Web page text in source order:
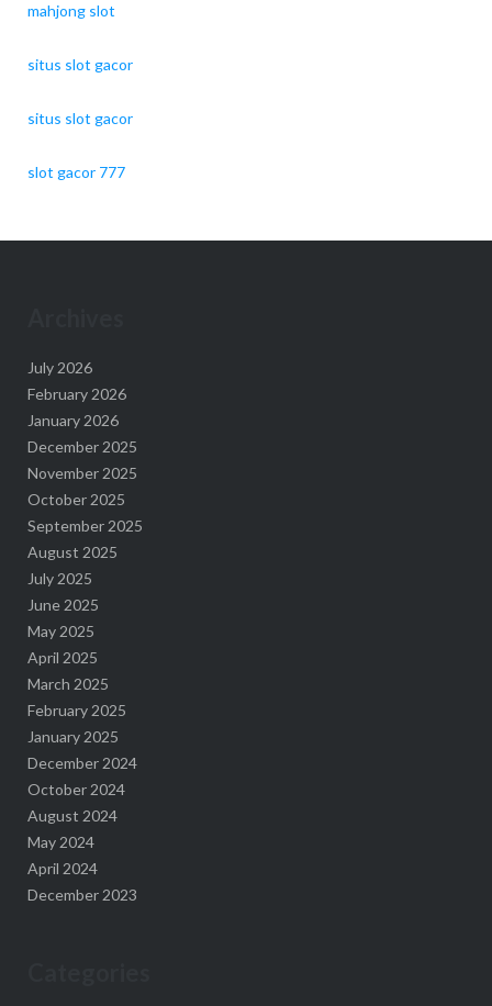
mahjong slot
situs slot gacor
situs slot gacor
slot gacor 777
July 2026
February 2026
January 2026
December 2025
November 2025
October 2025
September 2025
August 2025
July 2025
June 2025
May 2025
April 2025
March 2025
February 2025
January 2025
December 2024
October 2024
August 2024
May 2024
April 2024
December 2023